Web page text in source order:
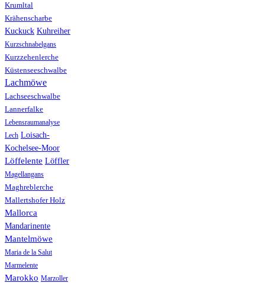
Krumltal
Krähenscharbe
Kuckuck Kuhreiher
Kurzschnabelgans
Kurzzehenlerche
Küstenseeschwalbe
Lachmöwe
Lachseeschwalbe
Lannerfalke
Lebensraumanalyse
Lech Loisach-
Kochelsee-Moor
Löffelente Löffler
Magellangans
Maghreblerche
Mallertshofer Holz
Mallorca
Mandarinente
Mantelmöwe
Maria de la Salut
Marmelente
Marokko Marzoller